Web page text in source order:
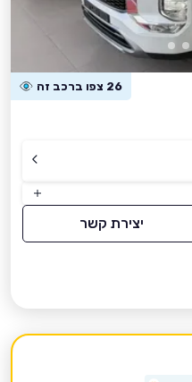
26 צפו ברכב זה
יצירת קשר